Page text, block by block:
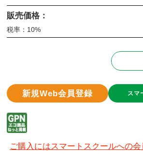
販売価格：
税率：10%
新規Web会員登録 スマ
ご購入にはスマートスクールへの